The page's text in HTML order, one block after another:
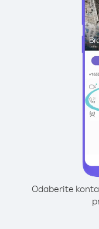
Odaberite